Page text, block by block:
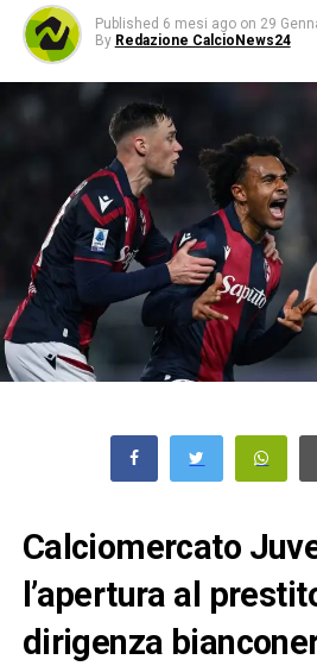
Published 6 mesi ago on 29
By Redazione CalcioNews24
Calciomercato
l’apertura al
dirigenza